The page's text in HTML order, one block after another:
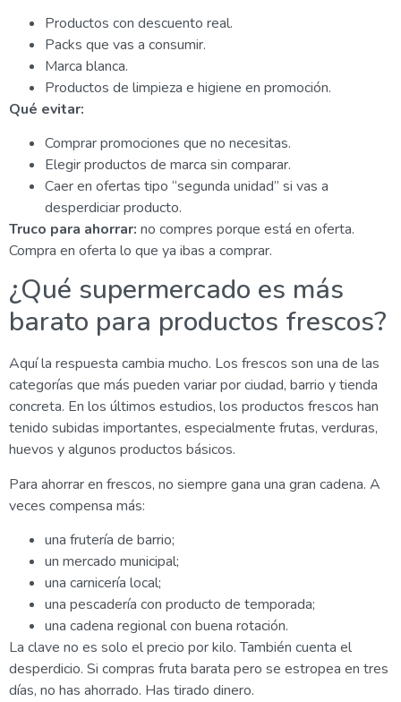
Productos con descuento real.
Packs que vas a consumir.
Marca blanca.
Productos de limpieza e higiene en promoción.
Qué evitar:
Comprar promociones que no necesitas.
Elegir productos de marca sin comparar.
Caer en ofertas tipo “segunda unidad” si vas a
desperdiciar producto.
Truco para ahorrar: no compres porque está en oferta.
Compra en oferta lo que ya ibas a comprar.
¿Qué supermercado es más
barato para productos frescos?
Aquí la respuesta cambia mucho. Los frescos son una de las
categorías que más pueden variar por ciudad, barrio y tienda
concreta. En los últimos estudios, los productos frescos han
tenido subidas importantes, especialmente frutas, verduras,
huevos y algunos productos básicos.
Para ahorrar en frescos, no siempre gana una gran cadena. A
veces compensa más:
una frutería de barrio;
un mercado municipal;
una carnicería local;
una pescadería con producto de temporada;
una cadena regional con buena rotación.
La clave no es solo el precio por kilo. También cuenta el
desperdicio. Si compras fruta barata pero se estropea en tres
días, no has ahorrado. Has tirado dinero.